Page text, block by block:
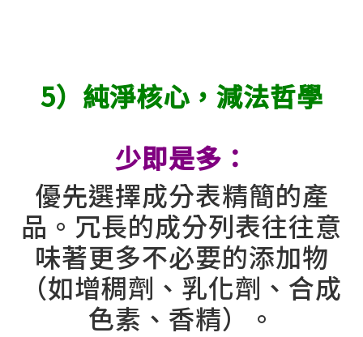
5）純淨核心，減法哲學
少即是多：
優先選擇成分表精簡的產
品。冗長的成分列表往往意
味著更多不必要的添加物
（如增稠劑、乳化劑、合成
色素、香精）。